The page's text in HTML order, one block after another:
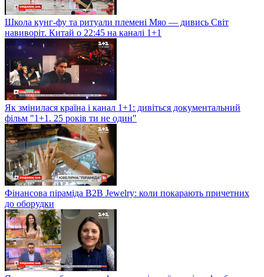
Школа кунг-фу та ритуали племені Мяо — дивись Світ
навиворіт. Китай о 22:45 на каналі 1+1
Як змінилася країна і канал 1+1: дивіться документальний
фільм "1+1. 25 років ти не один"
Фінансова піраміда B2B Jewelry: коли покарають причетних
до оборудки